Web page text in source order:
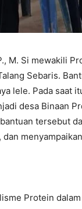
M. Si mewakili
Sebaris.
lele. Pada saat
desa Binaan
tersebut
Protein